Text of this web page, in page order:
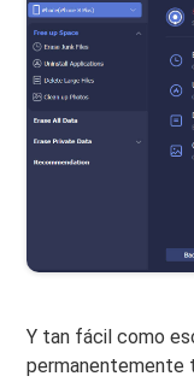
Y tan fácil como
permanentemente